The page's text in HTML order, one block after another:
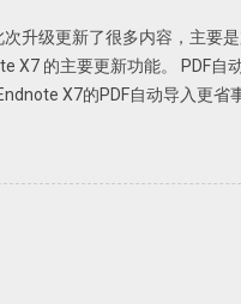
howsci.pipipan.com/fs/
升级更新了很多内容，主要
X7 的主要更新功能。 PDF自
X7的PDF自动导入更
importing。在弹出的新窗口
动导入新的文献。 但是注意
补齐。因此我个人还是建议在
或Fold功能导入的文献或者
文章名称都是一些无意义的